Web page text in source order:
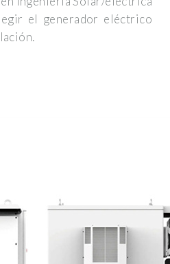
el generador eléctrico